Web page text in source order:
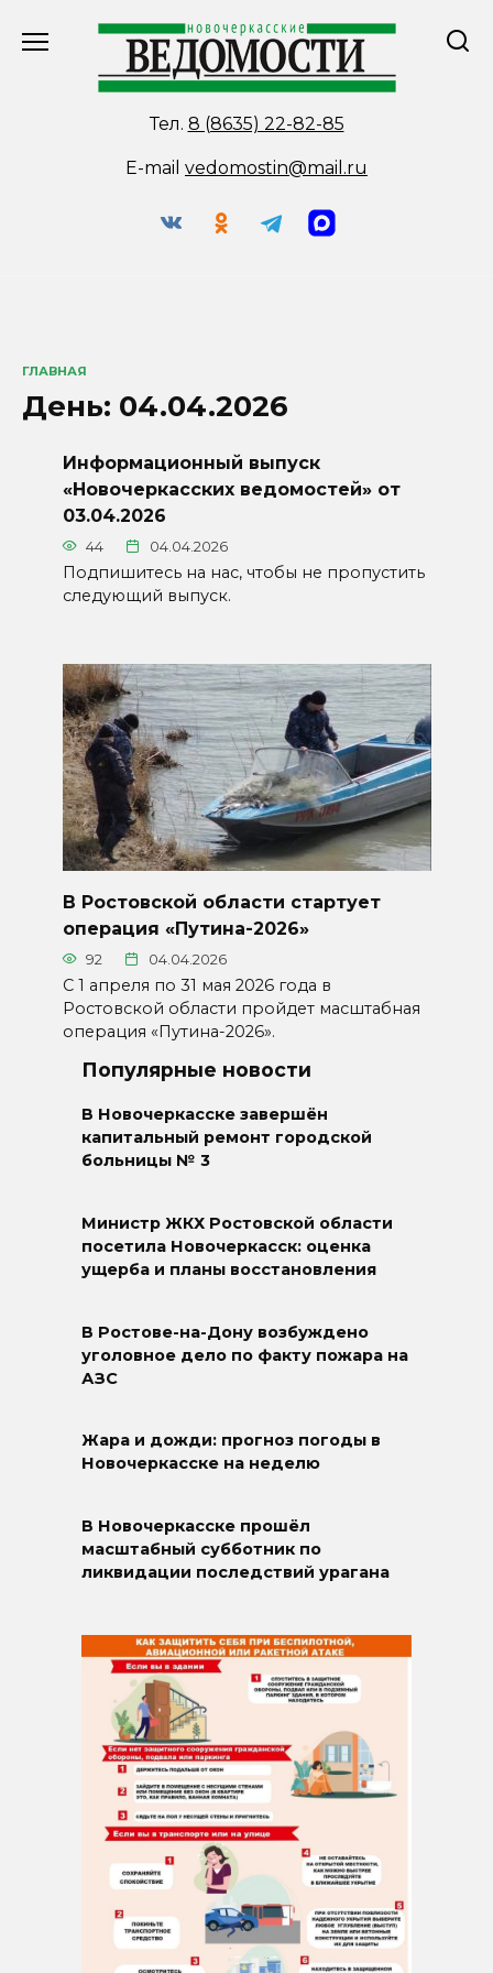
Тел. 8 (8635) 22-82-85
E-mail vedomostin@mail.ru
ГЛАВНАЯ
День: 04.04.2026
Информационный выпуск
«Новочеркасских ведомостей» от
03.04.2026
44 04.04.2026
Подпишитесь на нас, чтобы не пропустить
следующий выпуск.
В Ростовской области стартует
операция «Путина-2026»
92 04.04.2026
С 1 апреля по 31 мая 2026 года в
Ростовской области пройдет масштабная
операция «Путина-2026».
Популярные новости
В Новочеркасске завершён
капитальный ремонт городской
больницы № 3
Министр ЖКХ Ростовской области
посетила Новочеркасск: оценка
ущерба и планы восстановления
В Ростове-на-Дону возбуждено
уголовное дело по факту пожара на
АЗС
Жара и дожди: прогноз погоды в
Новочеркасске на неделю
В Новочеркасске прошёл
масштабный субботник по
ликвидации последствий урагана